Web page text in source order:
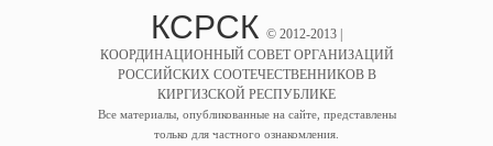
КСРСК © 2012-2013 |
КООРДИНАЦИОННЫЙ СОВЕТ ОРГАНИЗАЦИЙ
РОССИЙСКИХ СООТЕЧЕСТВЕННИКОВ В
КИРГИЗСКОЙ РЕСПУБЛИКЕ
Все материалы, опубликованные на сайте, представлены
только для частного ознакомления.